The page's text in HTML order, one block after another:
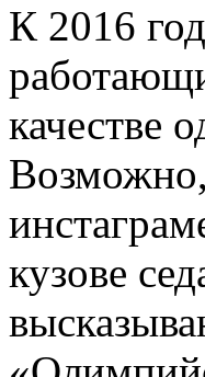
К 2016
качестве
кузове